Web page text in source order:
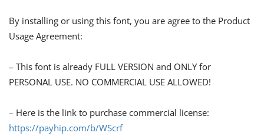
By installing or using this font, you are agree to the Product
Usage Agreement:
– This font is already FULL VERSION and ONLY for
PERSONAL USE. NO COMMERCIAL USE ALLOWED!
– Here is the link to purchase commercial license:
https://payhip.com/b/WScrf